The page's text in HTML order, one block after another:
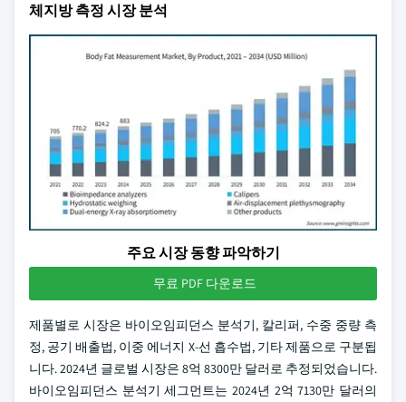
체지방 측정 시장 분석
주요 시장 동향 파악하기
무료 PDF 다운로드
제품별로 시장은 바이오임피던스 분석기, 칼리퍼, 수중 중량 측
정, 공기 배출법, 이중 에너지 X-선 흡수법, 기타 제품으로 구분됩
니다. 2024년 글로벌 시장은 8억 8300만 달러로 추정되었습니다.
바이오임피던스 분석기 세그먼트는 2024년 2억 7130만 달러의